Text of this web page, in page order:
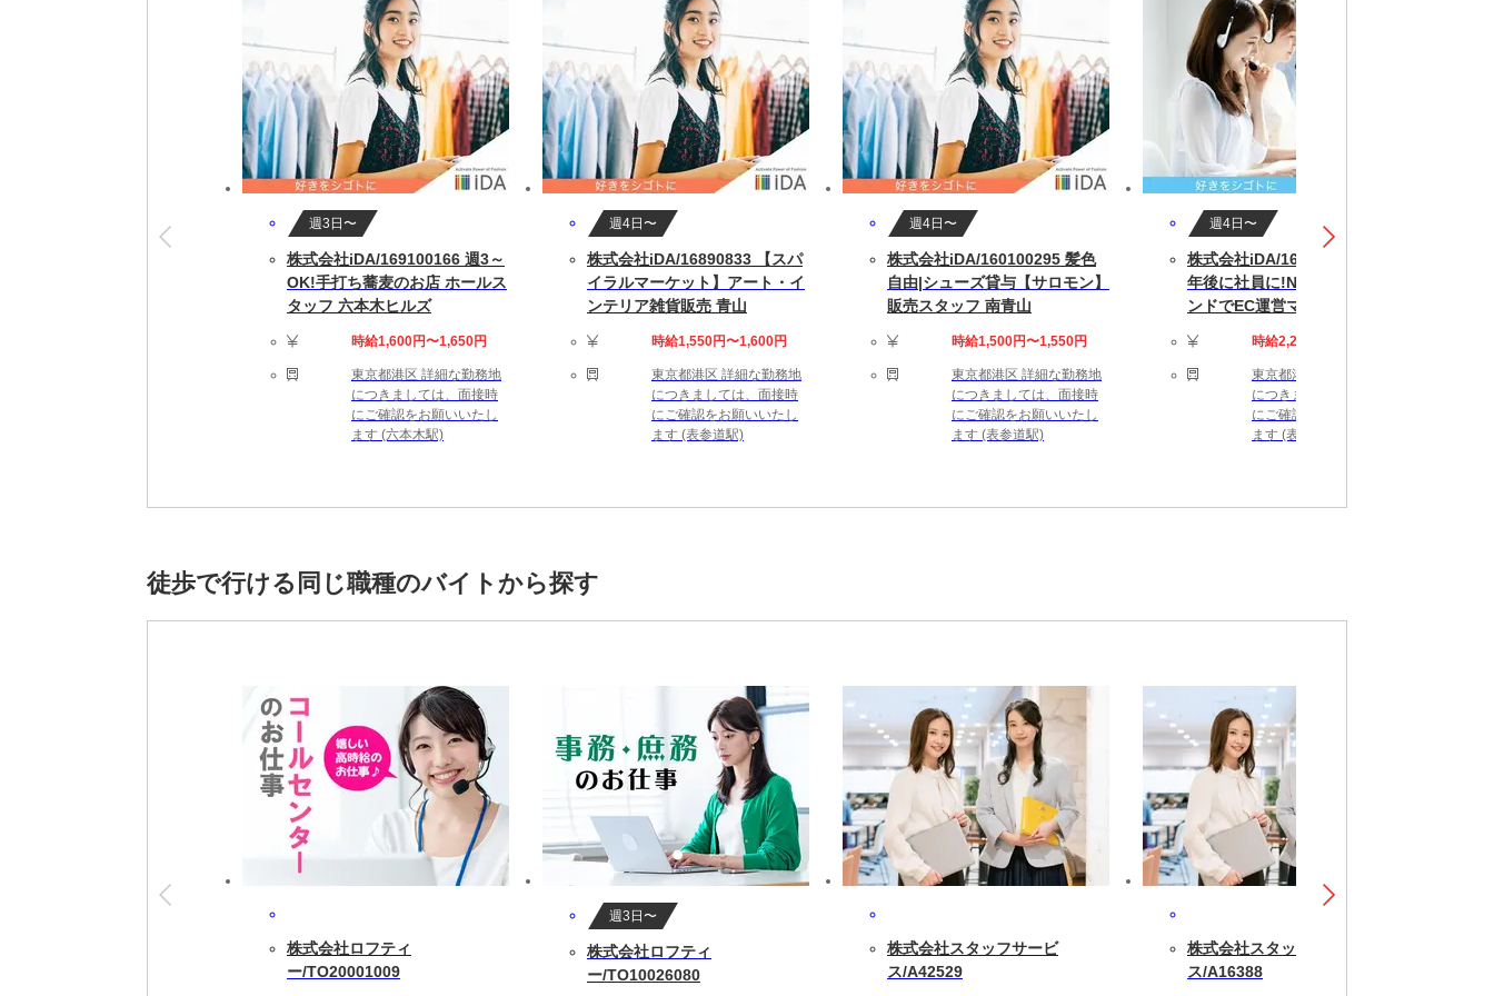
就業開始後も専属担当者がしっかりフォローします
※就業開始前に来社が必要な場合があります
【勤務詳細】
09:00～18:00 実働8時間 休憩60分 残業は10(時間以内/月)です。
完全週休2日制（土日祝休み） ※企業カレンダーによる
即日～長期(3ヶ月以上)
★勤務スタート日はご相談可能です。ご就業中の方もお気軽にご相談ください。
【勤務地備考】
◆テレワーク週2日程度併用可能◆職場の環境：【たばこ：禁煙】〔完備〕ロッカー
【応募資格】
【月収例】33万6000円＝時給2100円×160時間（残業代別途）
週3日〜
株式会社iDA/169100166 週3～
OK!手打ち蕎麦のお店 ホールス
タッフ 六本木ヒルズ
時給1,600円〜1,650円
東京都港区 詳細な勤務地
につきましては、面接時
にご確認をお願いいたし
ます (六本木駅)
週4日〜
株式会社iDA/16890833 【スパ
イラルマーケット】アート・イ
ンテリア雑貨販売 青山
時給1,550円〜1,600円
東京都港区 詳細な勤務地
につきましては、面接時
にご確認をお願いいたし
ます (表参道駅)
週4日〜
株式会社iDA/160100295 髪色
自由|シューズ貸与【サロモン】
販売スタッフ 南青山
時給1,500円〜1,550円
東京都港区 詳細な勤務地
につきましては、面接時
にご確認をお願いいたし
ます (表参道駅)
週4日〜
株式会社iDA/165100434-ON 半
年後に社員に!NY発バッグブラ
ンドでEC運営マネージャー
時給2,200円〜2,400円
東京都港区 詳細な勤務地
につきましては、面接時
にご確認をお願いいたし
ます (表参道駅)
徒歩で行ける同じ職種のバイトから探す
株式会社ロフティ
ー/TO20001009
週3日〜
株式会社ロフティ
ー/TO10026080
株式会社スタッフサービ
ス/A42529
株式会社スタッフサービ
ス/A16388